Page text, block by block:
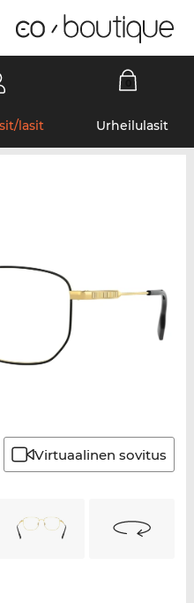
lasit Urheilulasit
Virtuaalinen sovitus